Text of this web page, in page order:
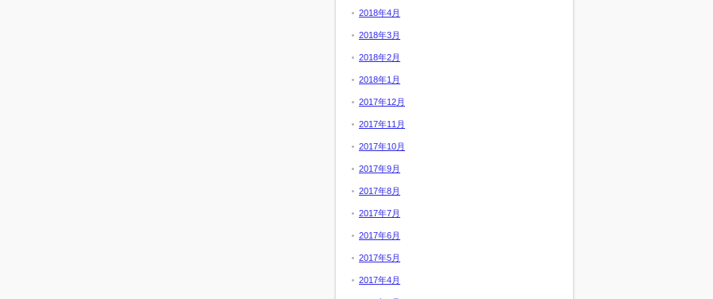
2018年4月
2018年3月
2018年2月
2018年1月
2017年12月
2017年11月
2017年10月
2017年9月
2017年8月
2017年7月
2017年6月
2017年5月
2017年4月